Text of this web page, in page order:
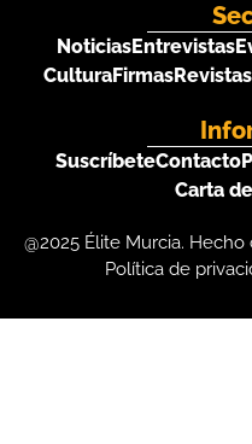
NoticiasEntrevistas
CulturaFirmas
SuscríbeteContacto
Carta
@2025 Élite Murcia. Hecho
Política de